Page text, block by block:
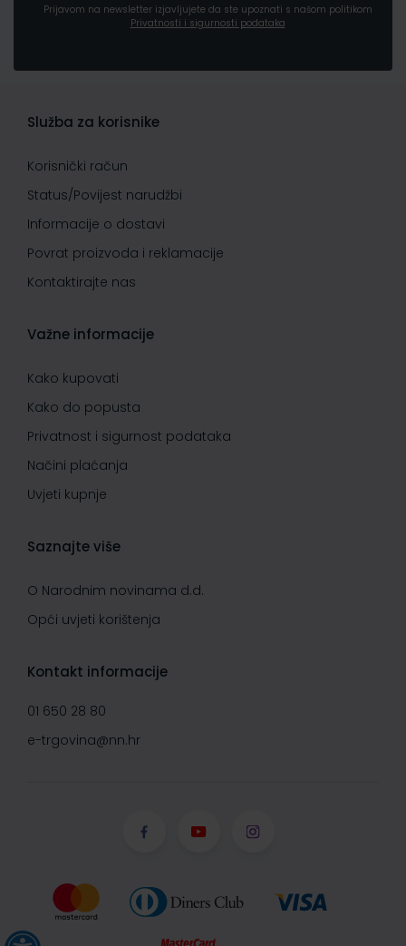
Prijavom na newsletter izjavljujete da ste upoznati s našom politikom
Privatnosti i sigurnosti podataka
Služba za korisnike
Korisnički račun
Status/Povijest narudžbi
Informacije o dostavi
Povrat proizvoda i reklamacije
Kontaktirajte nas
Važne informacije
Kako kupovati
Kako do popusta
Privatnost i sigurnost podataka
Načini plaćanja
Uvjeti kupnje
Saznajte više
O Narodnim novinama d.d.
Opći uvjeti korištenja
Kontakt informacije
01 650 28 80
e-trgovina@nn.hr